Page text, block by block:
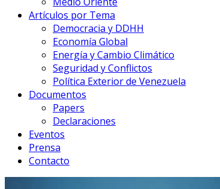
Artículos por Tema
Democracia y DDHH
Economía Global
Energía y Cambio Climático
Seguridad y Conflictos
Política Exterior de Venezuela
Documentos
Papers
Declaraciones
Eventos
Prensa
Contacto